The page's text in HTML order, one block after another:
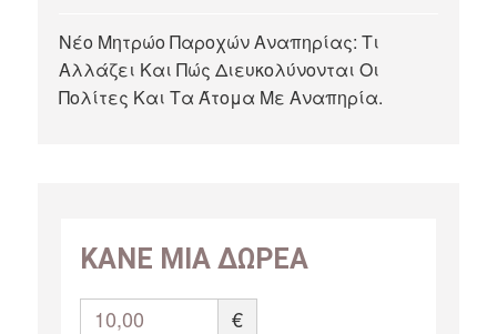
Νέο Μητρώο Παροχών Αναπηρίας: Τι
Αλλάζει Και Πώς Διευκολύνονται Οι
Πολίτες Και Τα Άτομα Με Αναπηρία.
ΚΑΝΕ ΜΙΑ ΔΩΡΕΑ
10,00 €